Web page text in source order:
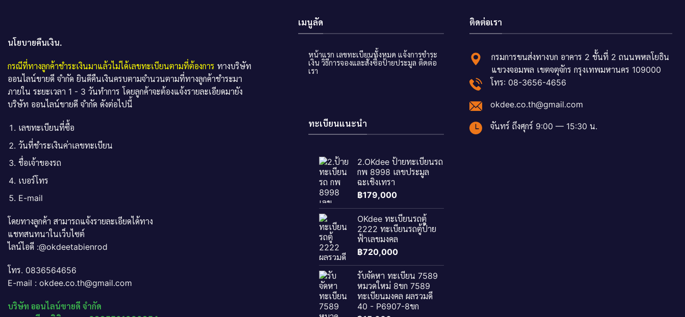
นโยบายคืนเงิน.
กรณีที่ทางลูกค้าชำระเงินมาแล้วไม่ได้เลขทะเบียนตามที่ต้องการ ทางบริษัท
ออนไลน์ขายดี จำกัด ยินดีคืนเงินครบตามจำนวนตามที่ทางลูกค้าชำระมา
ภายใน ระยะเวลา 1 - 3 วันทำการ โดยลูกค้าจะต้องแจ้งรายละเอียดมายัง
บริษัท ออนไลน์ขายดี จำกัด ดังต่อไปนี้
เลขทะเบียนที่ซื้อ
วันที่ชำระเงินค่าเลขทะเบียน
ชื่อเจ้าของรถ
เบอร์โทร
E-mail
โดยทางลูกค้า สามารถแจ้งรายละเอียดได้ทาง
แชทสนทนาในเว็บไซต์
ไลน์ไอดี :@okdeetabienrod
โทร. 0836564656
E-mail : okdee.co.th@gmail.com
บริษัท ออนไลน์ขายดี จำกัด
เมนูลัด
หน้าแรก เลขทะเบียนทั้งหมด แจ้งการชำระ
เงิน วิธีการจองและสั่งซื้อป้ายประมูล ติดต่อ
เรา
ทะเบียนแนะนำ
2.OKdee ป้ายทะเบียนรถ
กพ 8998 เลขประมูล
ฉะเชิงเทรา
฿179,000
OKdee ทะเบียนรถตู้
2222 ทะเบียนรถตู้ป้าย
ฟ้าเลขมงคล
฿720,000
รับจัดหา ทะเบียน 7589
หมวดใหม่ 8ขก 7589
ทะเบียนมงคล ผลรวมดี
40 - P6907-8ขก
ติดต่อเรา
กรมการขนส่งทางบก อาคาร 2 ชั้นที่ 2 ถนนพหลโยธิน
แขวงจอมพล เขตจตุจักร กรุงเทพมหานคร 109000
โทร: 08-3656-4656
okdee.co.th@gmail.com
จันทร์ ถึงศุกร์ 9:00 — 15:30 น.